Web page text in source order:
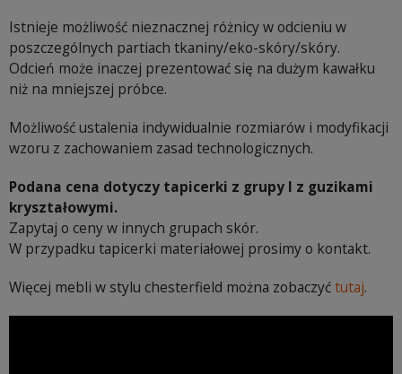
Istnieje możliwość nieznacznej różnicy w odcieniu w
poszczególnych partiach tkaniny/eko-skóry/skóry.
Odcień może inaczej prezentować się na dużym kawałku
niż na mniejszej próbce.
Możliwość ustalenia indywidualnie rozmiarów i modyfikacji
wzoru z zachowaniem zasad technologicznych.
Podana cena dotyczy tapicerki z grupy I z guzikami
kryształowymi.
Zapytaj o ceny w innych grupach skór.
W przypadku tapicerki materiałowej prosimy o kontakt.
Więcej mebli w stylu chesterfield można zobaczyćtutaj.